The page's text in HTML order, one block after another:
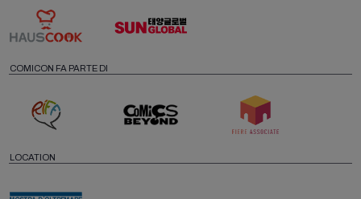
COMICON FA PARTE DI
LOCATION